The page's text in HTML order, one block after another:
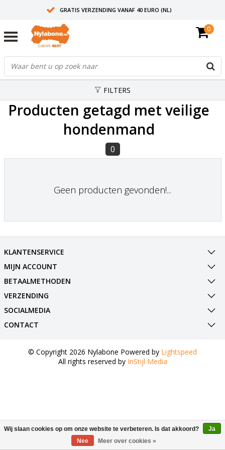
GRATIS VERZENDING VANAF 40 EURO (NL)
0
FILTERS
Producten getagd met veilige
hondenmand
0
Geen producten gevonden!...
KLANTENSERVICE
MIJN ACCOUNT
BETAALMETHODEN
VERZENDING
SOCIALMEDIA
CONTACT
© Copyright 2026 Nylabone Powered by Lightspeed
All rights reserved by InStijl Media
Wij slaan cookies op om onze website te verbeteren. Is dat akkoord?
Ja
Nee
Meer over cookies »